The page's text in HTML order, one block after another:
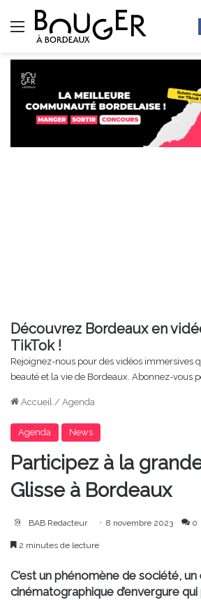
Menu
Découvrez Bordeaux en
TikTok !
Rejoignez-nous pour des vidéos immersives
beauté et la vie de Bordeaux. Abonnez-vous
Accueil / Agenda
Agenda News
Participez à la
Glisse à Bordeaux
BAB Redacteur 8 novembre 2023 0
2 minutes de lecture
C’est un phénomène de société,
cinématographique d’envergure qui